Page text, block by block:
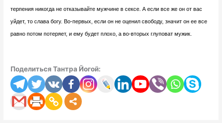
терпения никогда не отказывайте мужчине в сексе. А если все же он от вас
уйдет, то слава богу. Во-первых, если он не оценил свободу, значит он ее все
равно потом потеряет, и ему будет плохо, а во-вторых глуповат мужик.
Поделиться Тантра Йогой: